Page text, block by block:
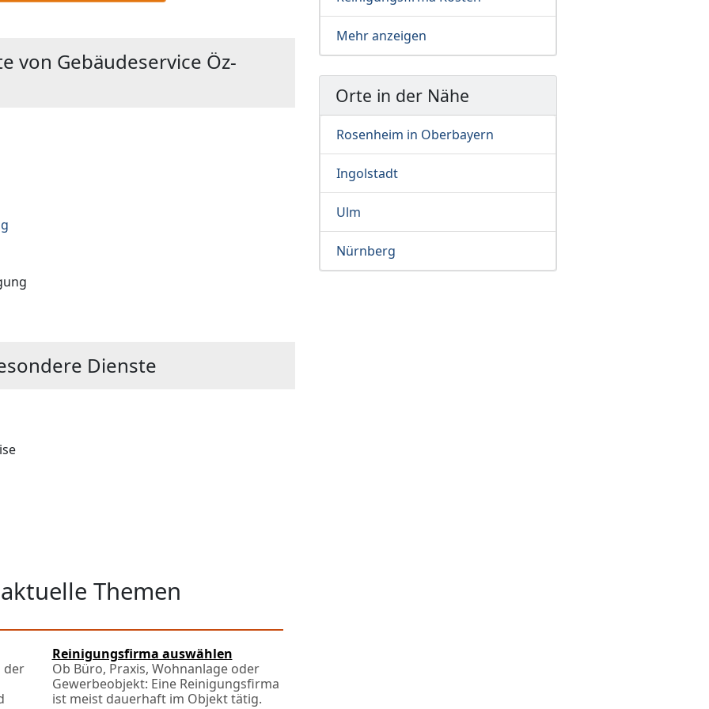
von Gebäudeservice Öz-
Dienste
Themen
der
Reinigungsfirma auswählen
Ob Büro, Praxis, Wohnanlage oder
Gewerbeobjekt: Eine Reinigungsfirma
ist meist dauerhaft im Objekt tätig.
Mehr anzeigen
Orte in der Nähe
Rosenheim in Oberbayern
Ingolstadt
Ulm
Nürnberg